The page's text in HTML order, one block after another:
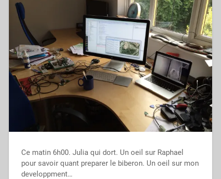
Ce matin 6h00. Julia qui dort. Un oeil sur Raphael
pour savoir quant preparer le biberon. Un oeil sur mon
developpment…